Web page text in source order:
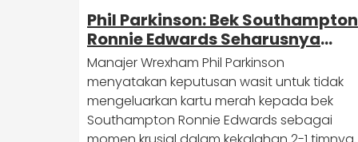
Phil Parkinson: Bek Southampton
Ronnie Edwards Seharusnya
Mendapat Kartu Merah!
Manajer Wrexham Phil Parkinson
menyatakan keputusan wasit untuk tidak
mengeluarkan kartu merah kepada bek
Southampton Ronnie Edwards sebagai